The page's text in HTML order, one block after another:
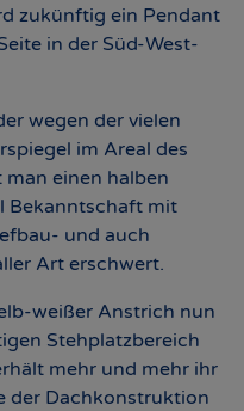
zukünftig ein Pendant
in der Süd-West-
wegen der vielen
im Areal des
einen halben
Bekanntschaft mit
und auch
Art erschwert.
weißer Anstrich nun
Stehplatzbereich
mehr und mehr ihr
der Dachkonstruktion